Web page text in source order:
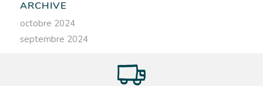
ARCHIVE
octobre 2024
septembre 2024